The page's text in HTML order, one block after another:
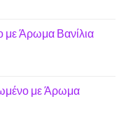
Άρωμα Βανίλια
με Άρωμα